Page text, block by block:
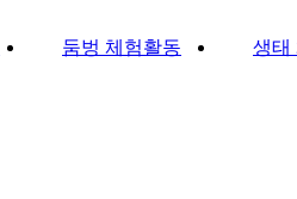
둠벙 체험활동 생태